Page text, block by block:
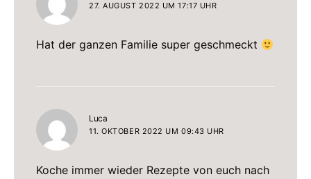
27. AUGUST 2022 UM 17:17 UHR
Hat der ganzen Familie super geschmeckt
Luca
11. OKTOBER 2022 UM 09:43 UHR
Koche immer wieder Rezepte von euch nach